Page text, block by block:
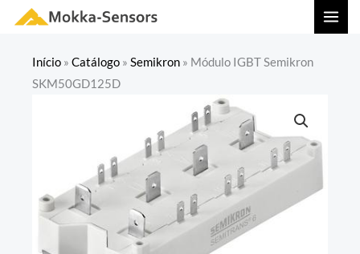
Início » Catálogo » Semikron » Módulo IGBT Semikron
SKM50GD125D